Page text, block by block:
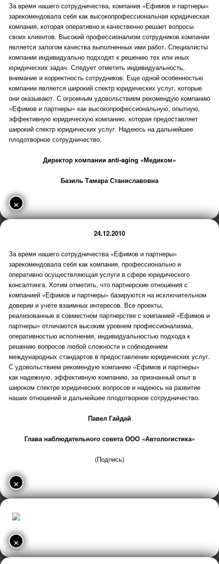
За время нашего сотрудничества, компания «Ефимов и партнеры»
зарекомендовала себя как высокопрофессиональная юридическая
компания, которая оперативно и качественно решает вопросы
своих клиентов. Высокий профессионализм сотрудников компании
является залогом качества выполненных ими работ. Специалисты
компании индивидуально подходят к решению тех или иных
юридических задач. Следует отметить индивидуальность,
внимание и корректность сотрудников. Еще одной особенностью
компании является широкий спектр юридических услуг, которые
они оказывают. С огромным удовольствием рекомендую компанию
«Ефимов и партнеры» как высокопрофессиональную, опытную,
эффективную юридическую компанию, которая предоставляет
широкий спектр юридических услуг. Надеюсь на дальнейшее
плодотворное сотрудничество.
Директор компании anti-aging «Медиком»
Базиль Тамара Станиславовна
×
24.12.2010
За время нашего сотрудничества «Ефимов и партнеры»
зарекомендовала себя как компания, профессионально и
оперативно осуществляющая услуги в сфере юридического
консалтинга. Хотим отметить, что партнерские отношения с
компанией «Ефимов и партнеры» базируются на исключительном
доверии и учете взаимных интересов. Все проекты,
реализованные в совместном партнерстве с компанией «Ефимов и
партнеры» отличаются высоким уровнем профессионализма,
оперативностью исполнения, индивидуальностью подхода к
решению вопросов любой сложности и соблюдением
международных стандартов в предоставлении юридических услуг.
С удовольствием рекомендую компанию «Ефимов и партнеры»
как надежную, эффективную компанию, за признанный опыт в
широком спектре юридических вопросов и надеюсь на развитие
наших отношений и дальнейшее плодотворное сотрудничество.
Павел Гайдай
Глава наблюдательного совета ООО «Автологистика»
(Подпись)
×
×